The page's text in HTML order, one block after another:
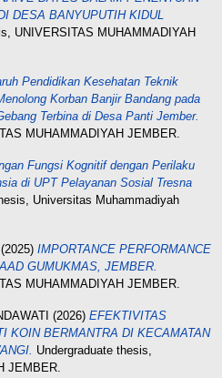
DESA BANYUPUTIH KIDUL
UNIVERSITAS MUHAMMADIYAH
Pendidikan Kesehatan Teknik
Korban Banjir Bandang pada
Terbina di Desa Panti Jember.
MUHAMMADIYAH JEMBER.
Fungsi Kognitif dengan Perilaku
di UPT Pelayanan Sosial Tresna
Universitas Muhammadiyah
IMPORTANCE PERFORMANCE
GUMUKMAS, JEMBER.
MUHAMMADIYAH JEMBER.
(2026) EFEKTIVITAS
KOIN BERMANTRA DI KECAMATAN
Undergraduate thesis,
JEMBER.